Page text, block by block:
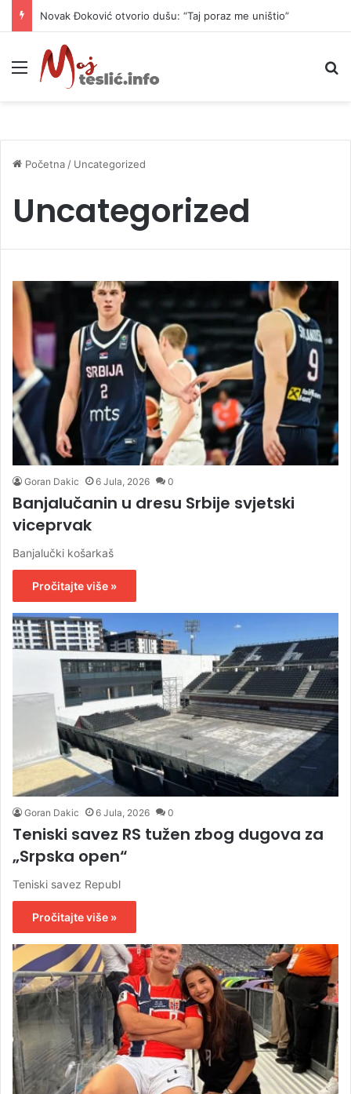
Novak Đoković otvorio dušu: “Taj poraz me uništio”
Meni
Početna / Uncategorized
Uncategorized
Goran Dakic 6 Jula, 2026 0
Banjalučanin u dresu Srbije svjetski
viceprvak
Banjalučki košarkaš
Pročitajte više »
Goran Dakic 6 Jula, 2026 0
Teniski savez RS tužen zbog dugova za
„Srpska open“
Teniski savez Republ
Pročitajte više »